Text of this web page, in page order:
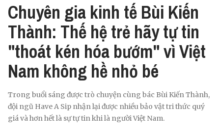
Chuyên gia kinh tế Bùi Kiến
Thành: Thế hệ trẻ hãy tự tin
"thoát kén hóa bướm" vì Việt
Nam không hề nhỏ bé
Trong buổi sáng được trò chuyện cùng bác Bùi Kiến Thành,
đội ngũ Have A Sip nhận lại được nhiều bảo vật tri thức quý
giá và hơn hết là sự tự tin khi là người Việt Nam.